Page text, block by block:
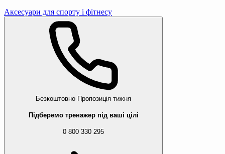
Аксесуари для спорту і фітнесу
Безкоштовно Пропозиція тижня
Підберемо тренажер під ваші цілі
0 800 330 295